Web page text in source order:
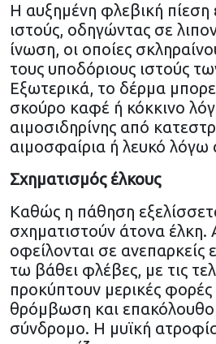
Η αυξημένη φλεβική πίεση
ιστούς, οδηγώντας σε
ίνωση, οι οποίες
τους υποδόριους ιστούς
Εξωτερικά, το δέρμα
σκούρο καφέ ή κόκκινο
αιμοσιδηρίνης από
αιμοσφαίρια ή λευκό λόγω
Σχηματισμός έλκους
Καθώς η πάθηση
σχηματιστούν άτονα έλκη.
οφείλονται σε ανεπαρκείς
τω βάθει φλέβες, με τις
προκύπτουν μερικές
θρόμβωση και
σύνδρομο. Η μυϊκή